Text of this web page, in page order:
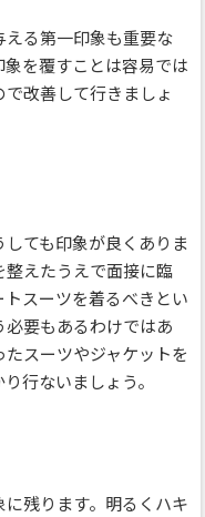
る第一印象も重要な
を覆すことは容易では
改善して行きましょ
ても印象が良くありま
えたうえで面接に臨
スーツを着るべきとい
要もあるわけではあ
スーツやジャケットを
行ないましょう。
残ります。明るくハキ